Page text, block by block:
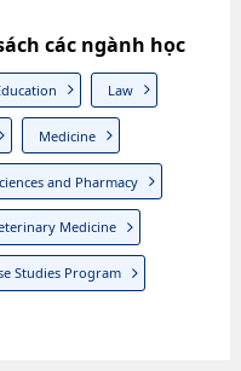
các ngành học
Law
Medicine
and Pharmacy
Medicine
Studies Program